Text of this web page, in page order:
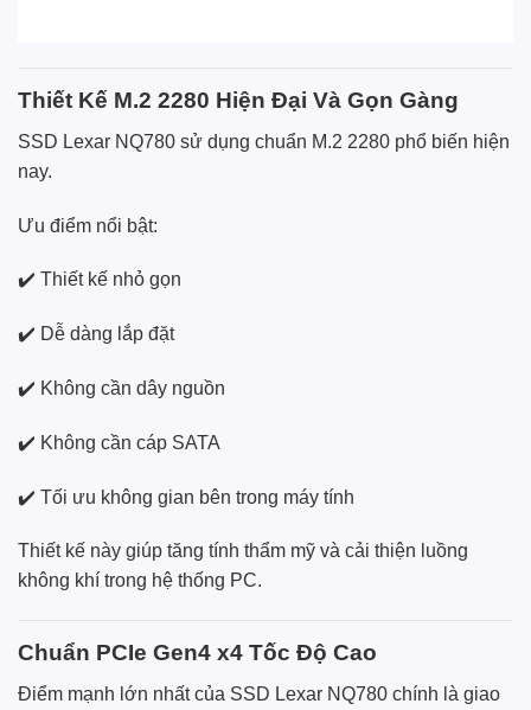
Thiết Kế M.2 2280 Hiện Đại Và Gọn Gàng
SSD Lexar NQ780 sử dụng chuẩn M.2 2280 phổ biến hiện
nay.
Ưu điểm nổi bật:
✔️ Thiết kế nhỏ gọn
✔️ Dễ dàng lắp đặt
✔️ Không cần dây nguồn
✔️ Không cần cáp SATA
✔️ Tối ưu không gian bên trong máy tính
Thiết kế này giúp tăng tính thẩm mỹ và cải thiện luồng
không khí trong hệ thống PC.
Chuẩn PCIe Gen4 x4 Tốc Độ Cao
Điểm mạnh lớn nhất của SSD Lexar NQ780 chính là giao